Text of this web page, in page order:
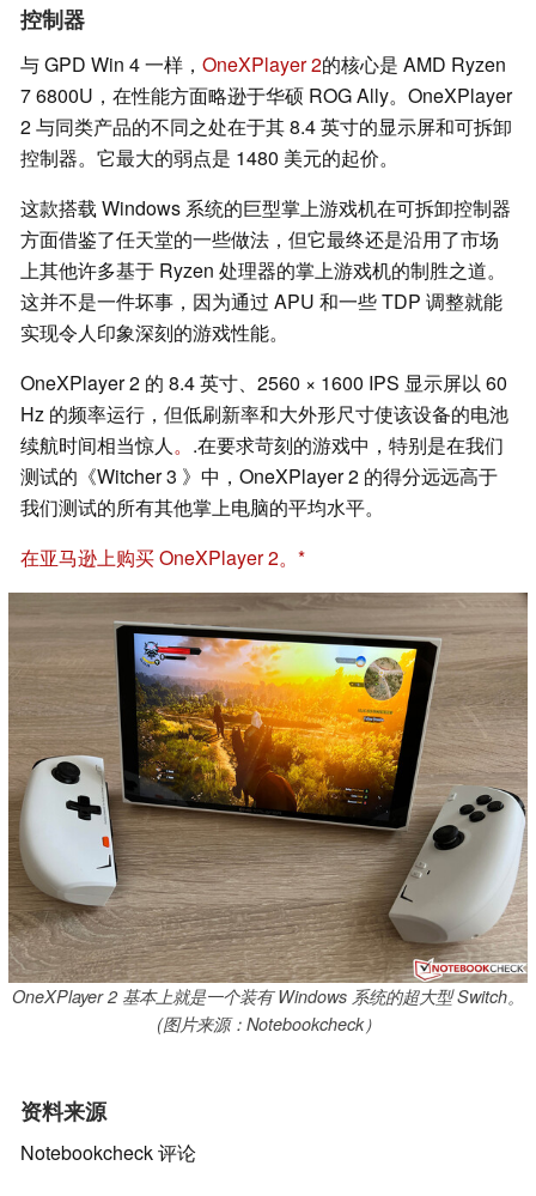
控制器
与 GPD Win 4 一样， OneXPlayer 2的核心是 AMD Ryzen
7 6800U，在性能方面略逊于华硕 ROG Ally。OneXPlayer
2 与同类产品的不同之处在于其 8.4 英寸的显示屏和可拆卸
控制器。它最大的弱点是 1480 美元的起价。
这款搭载 Windows 系统的巨型掌上游戏机在可拆卸控制器
方面借鉴了任天堂的一些做法，但它最终还是沿用了市场
上其他许多基于 Ryzen 处理器的掌上游戏机的制胜之道。
这并不是一件坏事，因为通过 APU 和一些 TDP 调整就能
实现令人印象深刻的游戏性能。
OneXPlayer 2 的 8.4 英寸、2560 × 1600 IPS 显示屏以 60
Hz 的频率运行，但低刷新率和大外形尺寸使该设备的电池
续航时间相当惊人。 .在要求苛刻的游戏中，特别是在我们
测试的《Witcher 3 》中，OneXPlayer 2 的得分远远高于
我们测试的所有其他掌上电脑的平均水平。
在亚马逊上购买 OneXPlayer 2。
OneXPlayer 2 基本上就是一个装有 Windows 系统的超大型 Switch。
(图片来源：Notebookcheck）
资料来源
Notebookcheck 评论